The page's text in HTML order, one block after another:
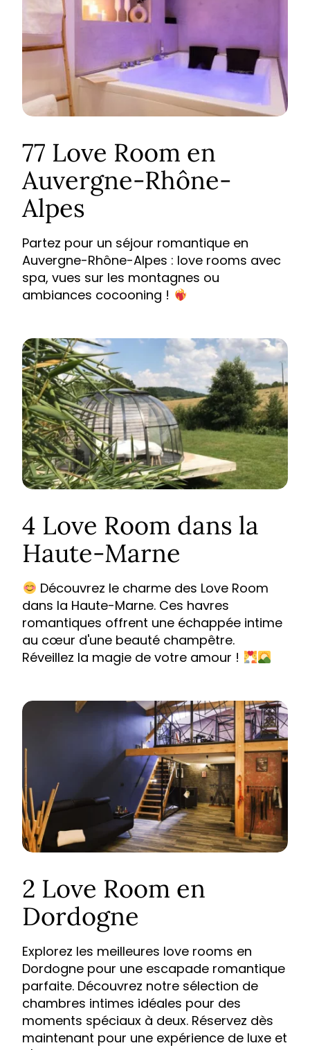
77 Love Room en
Auvergne-Rhône-
Alpes
Partez pour un séjour romantique en
Auvergne-Rhône-Alpes : love rooms avec
spa, vues sur les montagnes ou
ambiances cocooning !
4 Love Room dans la
Haute-Marne
Découvrez le charme des Love Room
dans la Haute-Marne. Ces havres
romantiques offrent une échappée intime
au cœur d'une beauté champêtre.
Réveillez la magie de votre amour !
2 Love Room en
Dordogne
Explorez les meilleures love rooms en
Dordogne pour une escapade romantique
parfaite. Découvrez notre sélection de
chambres intimes idéales pour des
moments spéciaux à deux. Réservez dès
maintenant pour une expérience de luxe et